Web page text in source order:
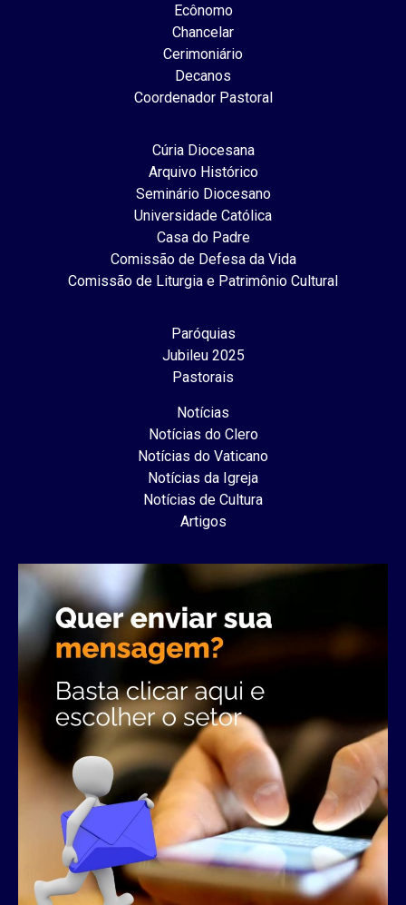
Ecônomo
Chancelar
Cerimoniário
Decanos
Coordenador Pastoral
Cúria Diocesana
Arquivo Histórico
Seminário Diocesano
Universidade Católica
Casa do Padre
Comissão de Defesa da Vida
Comissão de Liturgia e Patrimônio Cultural
Paróquias
Jubileu 2025
Pastorais
Notícias
Notícias do Clero
Notícias do Vaticano
Notícias da Igreja
Notícias de Cultura
Artigos